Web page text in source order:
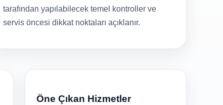
tarafından yapılabilecek temel kontroller ve
servis öncesi dikkat noktaları açıklanır.
Öne Çıkan Hizmetler